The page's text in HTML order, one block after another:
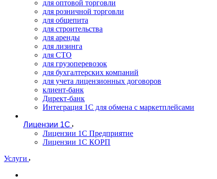
для оптовой торговли
для розничной торговли
для общепита
для строительства
для аренды
для лизинга
для СТО
для грузоперевозок
для бухгалтерских компаний
для учета лицензионных договоров
клиент-банк
Директ-банк
Интеграция 1C для обмена с маркетплейсами
Лицензии 1С
Лицензии 1С Предприятие
Лицензии 1С КОРП
Услуги